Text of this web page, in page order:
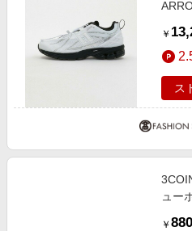
￥
ス
ュー
￥ 880